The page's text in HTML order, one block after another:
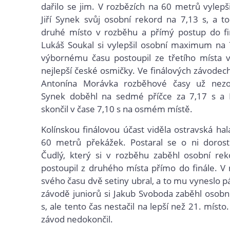
dařilo se jim. V rozbězích na 60 metrů
Jiří Synek svůj osobní rekord na 7,13 s, a
druhé místo v rozběhu a přímý postup do
Lukáš Soukal si vylepšil osobní maximum
výbornému času postoupil ze třetího místa
nejlepší české osmičky. Ve finálových
Antonína Morávka rozběhové časy už
Synek doběhl na sedmé příčce za 7,17 s a
skončil v čase 7,10 s na osmém místě.
Kolínskou finálovou účast viděla ostravská
60 metrů překážek. Postaral se o ni
Čudlý, který si v rozběhu zaběhl osobní
postoupil z druhého místa přímo do finále. V
svého času dvě setiny ubral, a to mu vyneslo
závodě juniorů si Jakub Svoboda zaběhl
s, ale tento čas nestačil na lepší než 21.
závod nedokončil.